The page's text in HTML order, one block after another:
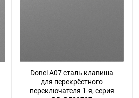
Donel A07 сталь клавиша
для перекрёстного
переключателя 1-я, серия